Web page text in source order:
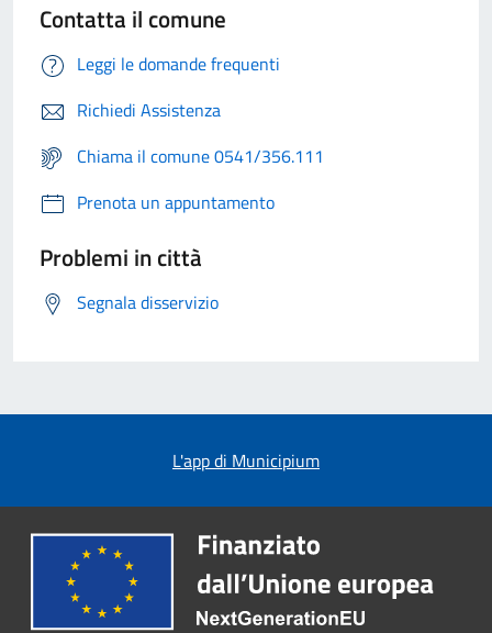
Contatta il comune
Leggi le domande frequenti
Richiedi Assistenza
Chiama il comune 0541/356.111
Prenota un appuntamento
Problemi in città
Segnala disservizio
L'app di Municipium